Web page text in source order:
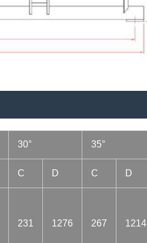
30° 35°
C D C D
231 1276 267 1214